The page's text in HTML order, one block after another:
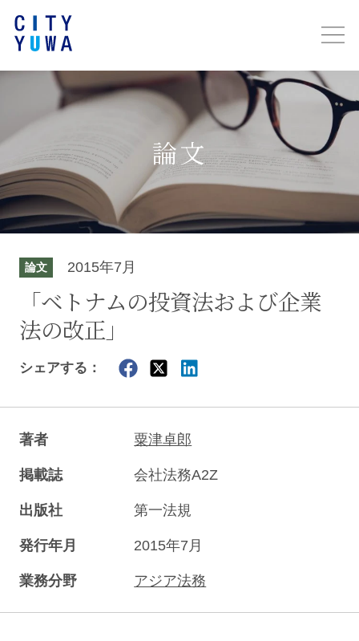
論文
論文 2015年7月
「ベトナムの投資法および企業
法の改正」
シェアする：
著者 粟津卓郎
掲載誌 会社法務A2Z
出版社 第一法規
発行年月 2015年7月
業務分野 アジア法務